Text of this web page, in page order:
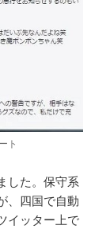
ト
した。保守系
、四国で自動
イッター上で